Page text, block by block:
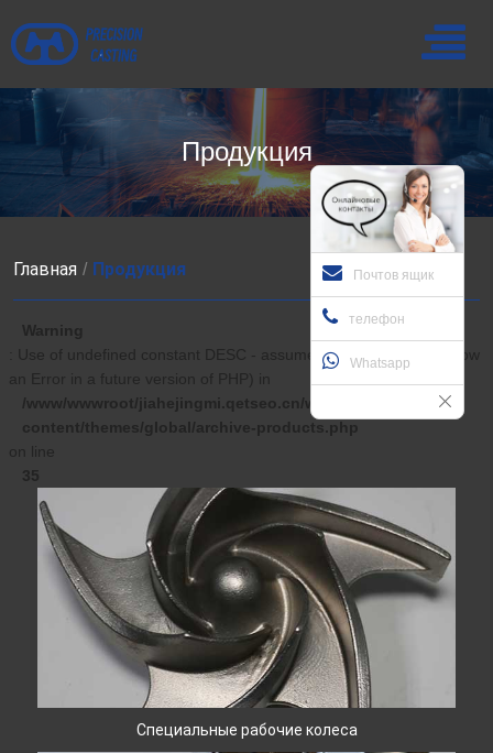
Продукция
Главная Продукция
Warning
: Use of undefined constant DESC - assumed 'DESC' (this will throw
an Error in a future version of PHP) in
/www/wwwroot/jiahejingmi.qetseo.cn/wp-
content/themes/global/archive-products.php
on line
35
Специальные рабочие колеса
Почтов ящик
телефон
Whatsapp